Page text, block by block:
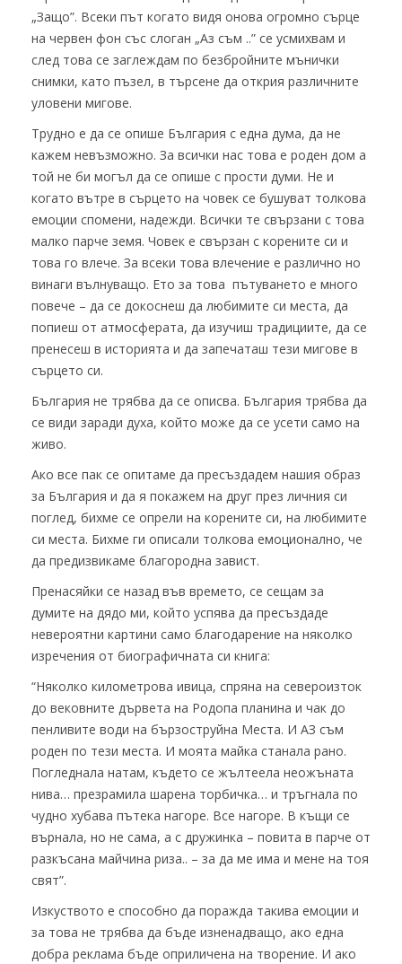
„Защо”. Всеки път когато видя онова огромно сърце
на червен фон със слоган „Аз съм ..” се усмихвам и
след това се заглeждам по безбройните мънички
снимки, като пъзел, в търсене да открия различнитe
уловени мигове.
Трудно е да се опише България с една дума, да не
кажем невъзможно. За всички нас това е роден дом а
той не би могъл да се опише с прости думи. Не и
когато вътре в сърцето на човек се бушуват толкова
емоции спомени, надежди. Всички те свързани с това
малко парче земя. Човек е свързан с корените си и
това го влече. За всеки това влечение е различно но
винаги вълнуващо. Ето за това пътуването е много
повече – да се докоснеш да любимите си места, да
попиеш от атмосферата, да изучиш традициите, да се
пренесеш в историята и да запечаташ тези мигове в
сърцето си.
България не трябва да се описва. България трябва да
се види заради духа, който може да се усети само на
живо.
Ако все пак се опитаме да пресъздадем нашия образ
за България и да я покажем на друг през личния си
поглед, бихме се опрели на корените си, на любимите
си места. Бихме ги описали толкова емоционално, че
да предизвикаме благородна завист.
Пренасяйки се назад във времето, се сещам за
думите на дядо ми, който успява да пресъздаде
невероятни картини само благодарение на няколко
изречения от биографичната си книга:
“Няколко километрова ивица, спряна на североизток
до вековните дървета на Родопа планина и чак до
пенливите води на бързоструйна Места. И АЗ съм
роден по тези места. И моята майка станала рано.
Погледнала натам, където се жълтеела неожъната
нива… презрамила шарена торбичка… и тръгнала по
чудно хубава пътека нагоре. Все нагоре. В къщи се
върнала, но не сама, а с дружинка – повита в парче от
разкъсана майчина риза.. – за да ме има и мене на тоя
свят”.
Изкуството е способно да поражда такива емоции и
за това не трябва да бъде изненадващо, ако една
добра реклама бъде оприличена на творение. И ако